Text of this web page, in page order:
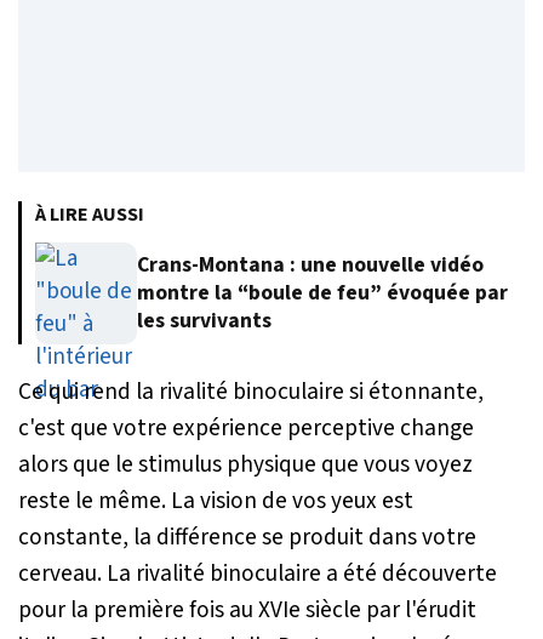
À LIRE AUSSI
Crans-Montana : une nouvelle vidéo
montre la “boule de feu” évoquée par
les survivants
Ce qui rend la rivalité binoculaire si étonnante,
c'est que votre expérience perceptive change
alors que le stimulus physique que vous voyez
reste le même. La vision de vos yeux est
constante, la différence se produit dans votre
cerveau. La rivalité binoculaire a été découverte
pour la première fois au XVIe siècle par l'érudit